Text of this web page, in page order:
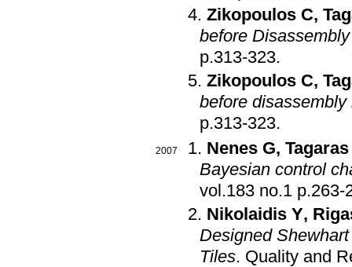
Zikopoulos C,
before
p.313-323.
Zikopoulos C,
before
p.313-323.
2007 Nenes G,
Bayesian control
vol.183 no.1
Nikolaidis Y,
Designed
Tiles. Quality and